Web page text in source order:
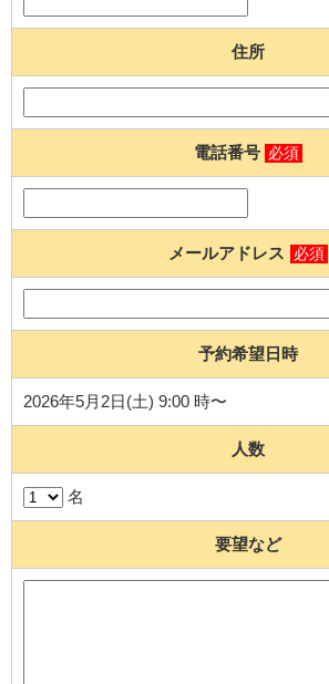
住所
電話番号 必須
メールアドレス 必須
予約希望日時
2026年5月2日(土) 9:00 時〜
人数
名
要望など